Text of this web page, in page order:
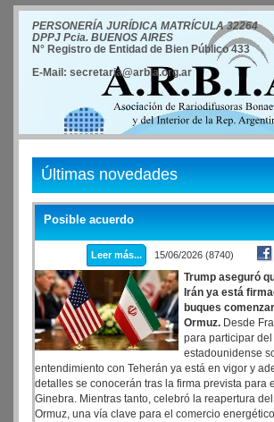
PERSONERÍA JURÍDICA MATRÍCULA 32264
DPPJ Pcia. BUENOS AIRES
N° Registro de Entidad de Bien Público 433
E-Mail: secretaria@arbia.org.ar
Últimas novedades
Posible acuerdo
Leer más... 15/06/2026 (8740)
Trump aseguró
Irán ya está
buques
Ormuz. Desde
para participar
estadounidense
entendimiento con Teherán ya está en vigor y
detalles se conocerán tras la firma prevista para
Ginebra. Mientras tanto, celebró la reapertura
Ormuz, una vía clave para el comercio